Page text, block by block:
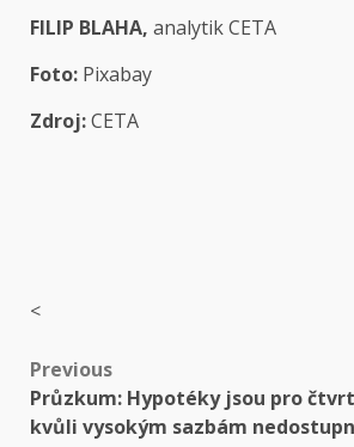
FILIP BLAHA, analytik CETA
Foto: Pixabay
Zdroj:CETA
<
Post
navigation
Previous
Průzkum: Hypotéky jsou pro
kvůli vysokým sazbám